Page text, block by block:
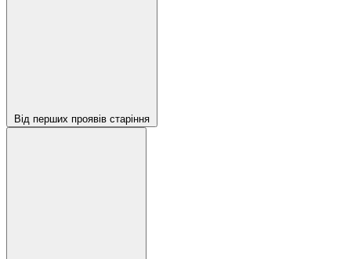
Від перших проявів старіння